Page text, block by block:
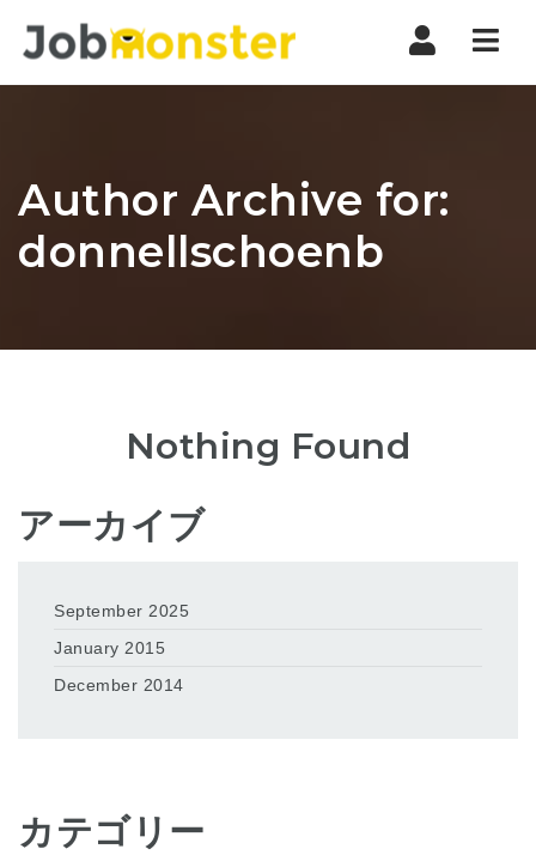
Author Archive for:
donnellschoenb
Nothing Found
アーカイブ
September 2025
January 2015
December 2014
カテゴリー